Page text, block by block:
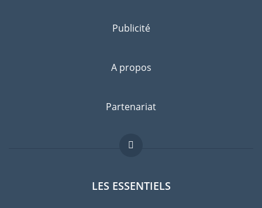
Publicité
A propos
Partenariat
LES ESSENTIELS